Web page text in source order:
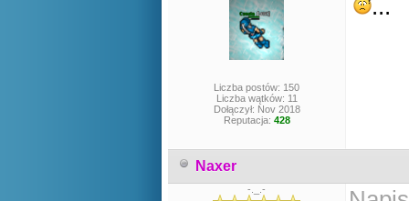
Liczba postów: 150
Liczba wątków: 11
Dołączył: Nov 2018
Reputacja: 428
...
Naxer
-._.-